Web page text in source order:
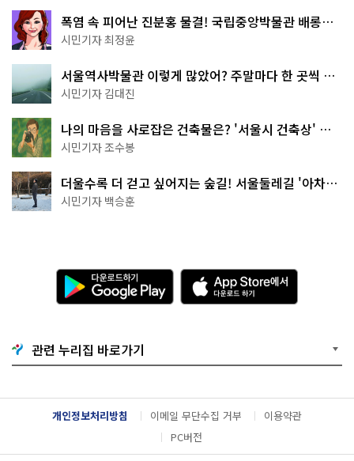
폭염 속 피어난 진분홍 물결! 국립중앙박물관 배롱나
무 명소
시민기자 최정윤
서울역사박물관 이렇게 많았어? 주말마다 한 곳씩 떠
나는 역사 산책
시민기자 김대진
나의 마음을 사로잡은 건축물은? '서울시 건축상' 수
상작 공개!
시민기자 조수봉
더울수록 더 걷고 싶어지는 숲길! 서울둘레길 '아차산
코스'
시민기자 백승훈
다
운
로
기
G
o
g
l
e
A
p
p
e
서
다
운
관련 누리집 바로가기
개인정보처리방침 이메일 무단수집 거부
이용약관
PC버전